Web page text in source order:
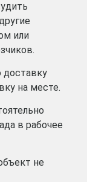
или
доставку
на месте.
в рабочее
не